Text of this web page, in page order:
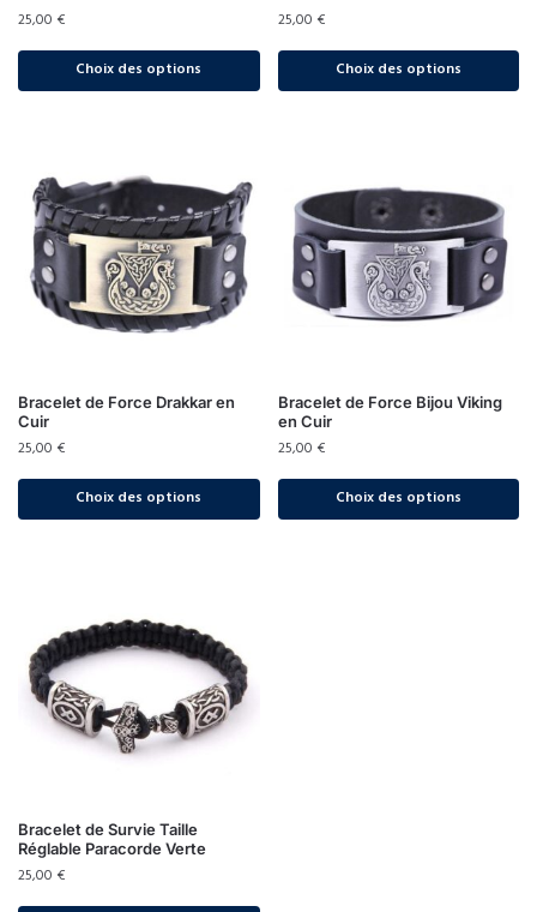
25,00 €
Choix des options
25,00 €
Choix des options
Bracelet de Force Drakkar en
Cuir
25,00 €
Choix des options
Bracelet de Force Bijou Viking
en Cuir
25,00 €
Choix des options
Bracelet de Survie Taille
Réglable Paracorde Verte
25,00 €